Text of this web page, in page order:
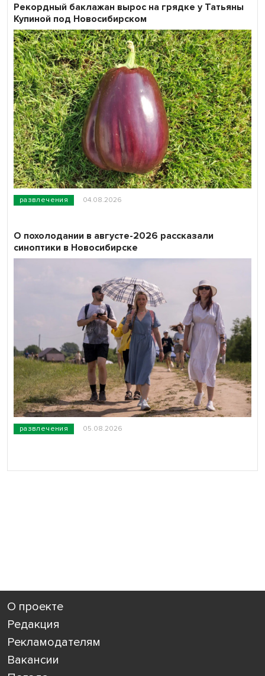
развлечения 04.08.2026
Рекордный баклажан вырос на грядке у Татьяны
Купиной под Новосибирском
развлечения 05.08.2026
О похолодании в августе-2026 рассказали
синоптики в Новосибирске
О проекте
Редакция
Рекламодателям
Вакансии